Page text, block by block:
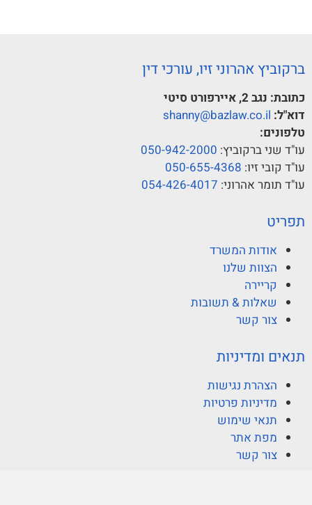
ברקוביץ אהרוני זיו, עורכי דין
כתובת: נגב 2, איירפורט סיטי
דוא"ל: shanny@bazlaw.co.il
טלפונים:
עו"ד שני ברקוביץ: 050-942-2000
עו"ד קובי זיו: 050-655-4368
עו"ד תומר אהרוני: 054-426-4017
תפריט
אודות המשרד
הצוות שלנו
קריירה
שאלות & תשובות
צור קשר
תנאים ומדיניות
הצהרת נגישות
מדיניות פרטיות
תנאי שימוש
מפת אתר
צור קשר